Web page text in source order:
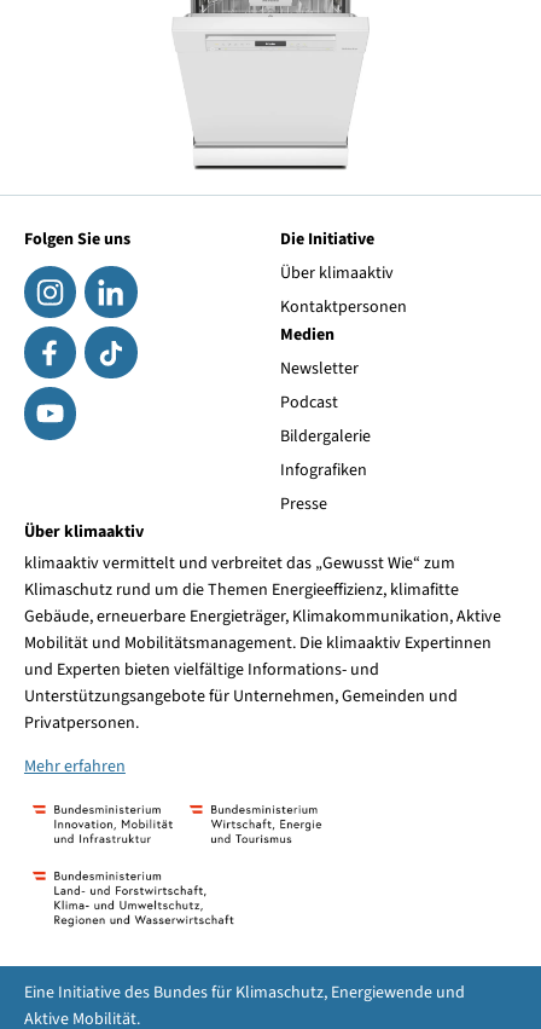
Folgen Sie uns
Die Initiative
Über klimaaktiv
Kontaktpersonen
Medien
Newsletter
Podcast
Bildergalerie
Infografiken
Presse
Über klimaaktiv
klimaaktiv vermittelt und verbreitet das „Gewusst Wie“ zum
Klimaschutz rund um die Themen Energieeffizienz, klimafitte
Gebäude, erneuerbare Energieträger, Klimakommunikation, Aktive
Mobilität und Mobilitätsmanagement. Die klimaaktiv Expertinnen
und Experten bieten vielfältige Informations- und
Unterstützungsangebote für Unternehmen, Gemeinden und
Privatpersonen.
Mehr erfahren
Eine Initiative des Bundes für Klimaschutz, Energiewende und
Aktive Mobilität.